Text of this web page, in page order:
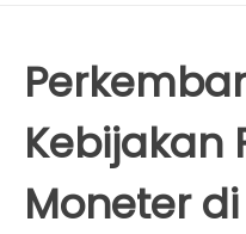
Kebijakan
Moneter